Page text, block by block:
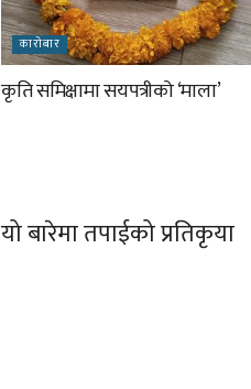
कारोबार
कृति समिक्षामा सयपत्रीको ‘माला’
यो बारेमा तपाईको प्रतिकृया